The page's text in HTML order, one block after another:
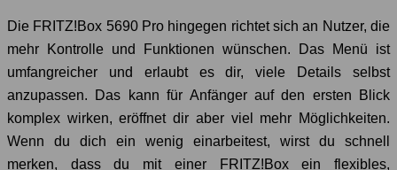
Die FRITZ!Box 5690 Pro hingegen richtet sich an Nutzer, die
mehr Kontrolle und Funktionen wünschen. Das Menü ist
umfangreicher und erlaubt es dir, viele Details selbst
anzupassen. Das kann für Anfänger auf den ersten Blick
komplex wirken, eröffnet dir aber viel mehr Möglichkeiten.
Wenn du dich ein wenig einarbeitest, wirst du schnell
merken, dass du mit einer FRITZ!Box ein flexibles,